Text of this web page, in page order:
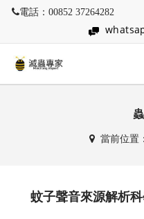
電話：00852 37264282
當前位置
蚊子聲音來源解析